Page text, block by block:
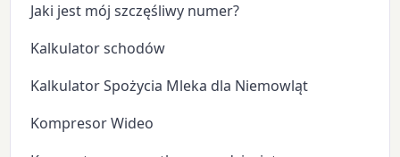
Jaki jest mój szczęśliwy numer?
Kalkulator schodów
Kalkulator Spożycia Mleka dla Niemowląt
Kompresor Wideo